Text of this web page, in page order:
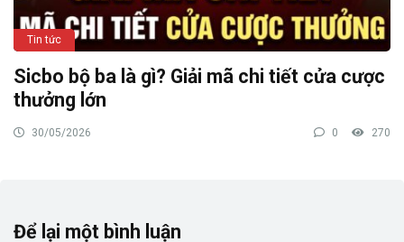
Tin tức
Sicbo bộ ba là gì? Giải mã chi tiết cửa cược
thưởng lớn
30/05/2026 0 270
Để lại một bình luận